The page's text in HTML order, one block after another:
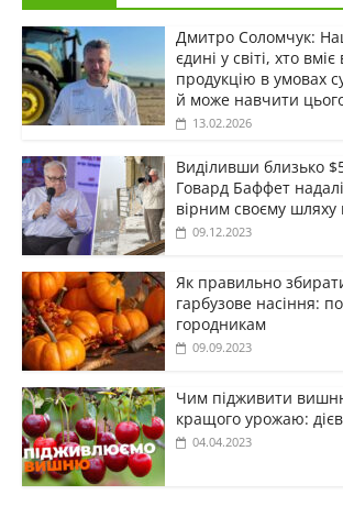
Дмитро Соломчук:
єдині у світі, хто
продукцію в умовах
й може навчити
13.02.2026
Виділивши близько
Говард Баффет
вірним своєму шляху
09.12.2023
Як правильно
гарбузове насіння:
городникам
09.09.2023
Чим підживити
кращого урожаю:
04.04.2023